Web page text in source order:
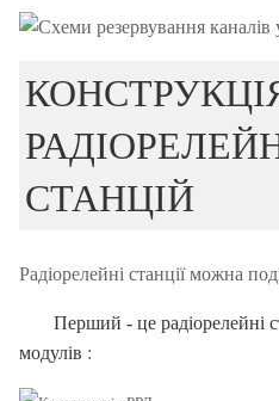
СТАНЦІЙ
Радіорелейні станції можна
Перший - це радіорелейні
модулів :